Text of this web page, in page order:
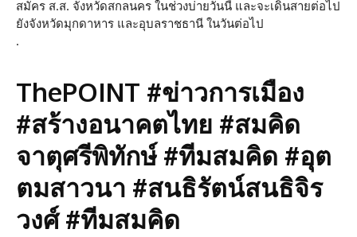
สมัคร ส.ส. จังหวัดสกลนคร ในช่วงบ่ายวันนี้ และจะเดินสายต่อไป
ยังจังหวัดมุกดาหาร และอุบลราชธานี ในวันต่อไป
.
ThePOINT #ข่าวการเมือง
#สร้างอนาคตไทย #สมคิด
จาตุศรีพิทักษ์ #ทีมสมคิด #อุต
ตมสาวนา #สนธิรัตน์สนธิจิร
วงศ์ #ทีมสมคิด